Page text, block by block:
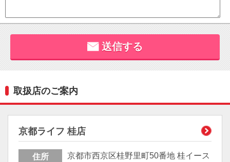
取扱店のご案内
京都ライフ 桂店
住所
京都市西京区桂野里町50番地 桂イース